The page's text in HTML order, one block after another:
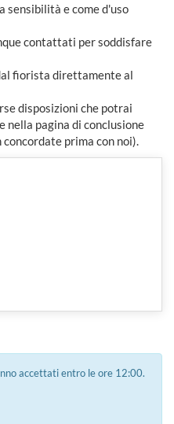
sensibilità e come d'uso
contattati per soddisfare
fiorista direttamente al
disposizioni che potrai
nella pagina di conclusione
prima con noi).
accettati entro le ore 12:00.